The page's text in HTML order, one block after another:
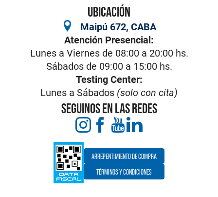
UBICACIÓN
Maipú 672, CABA
Atención Presencial:
Lunes a Viernes de 08:00 a 20:00 hs.
Sábados de 09:00 a 15:00 hs.
Testing Center:
Lunes a Sábados (solo con cita)
SEGUINOS EN LAS REDES
ARREPENTIMIENTO DE COMPRA
TÉRMINOS Y CONDICIONES